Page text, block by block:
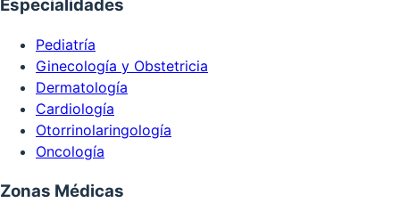
Especialidades
Pediatría
Ginecología y Obstetricia
Dermatología
Cardiología
Otorrinolaringología
Oncología
Zonas Médicas